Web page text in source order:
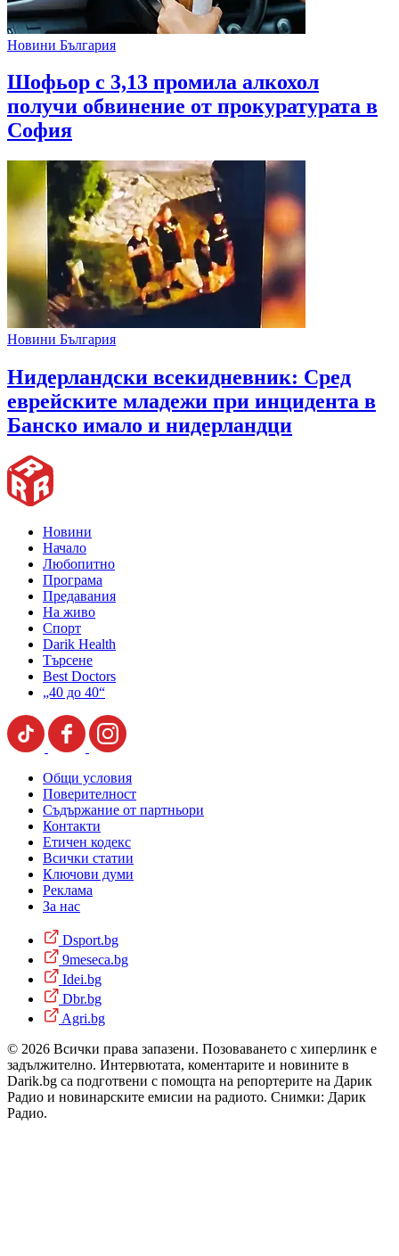
Новини България
Шофьор с 3,13 промила алкохол
получи обвинение от прокуратурата в
София
Новини България
Нидерландски всекидневник: Сред
еврейските младежи при инцидента в
Банско имало и нидерландци
Новини
Начало
Любопитно
Програма
Предавания
На живо
Спорт
Darik Health
Търсене
Best Doctors
„40 до 40“
Общи условия
Поверителност
Съдържание от партньори
Контакти
Етичен кодекс
Всички статии
Ключови думи
Реклама
За нас
Dsport.bg
9meseca.bg
Idei.bg
Dbr.bg
Agri.bg
© 2026 Всички права запазени. Позоваването с хиперлинк е
задължително. Интервютата, коментарите и новините в
Darik.bg са подготвени с помощта на репортерите на Дарик
Радио и новинарските емисии на радиото. Снимки: Дарик
Радио.